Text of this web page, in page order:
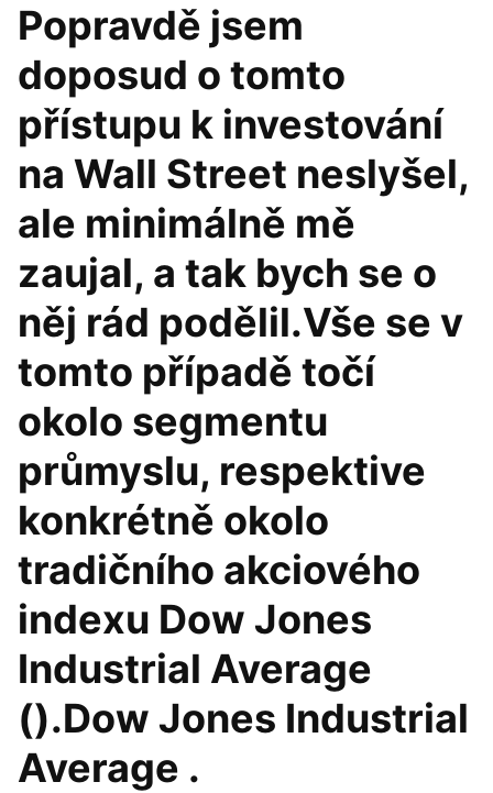
Popravdě jsem
doposud o tomto
přístupu k investování
na Wall Street neslyšel,
ale minimálně mě
zaujal, a tak bych se o
něj rád podělil.Vše se v
tomto případě točí
okolo segmentu
průmyslu, respektive
konkrétně okolo
tradičního akciového
indexu Dow Jones
Industrial Average
().Dow Jones Industrial
Average .